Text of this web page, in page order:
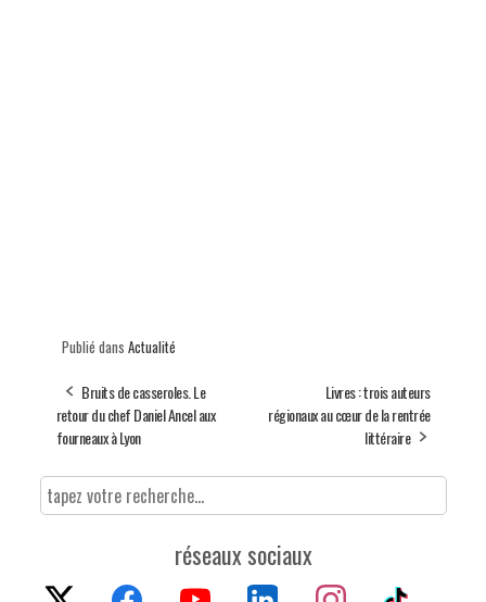
Publié dans Actualité
Bruits de casseroles. Le
retour du chef Daniel Ancel aux
fourneaux à Lyon
Livres : trois auteurs
régionaux au cœur de la rentrée
littéraire
réseaux sociaux